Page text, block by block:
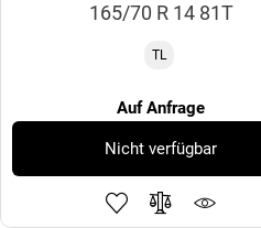
165/70 R 14 81T
TL
Auf Anfrage
Nicht verfügbar